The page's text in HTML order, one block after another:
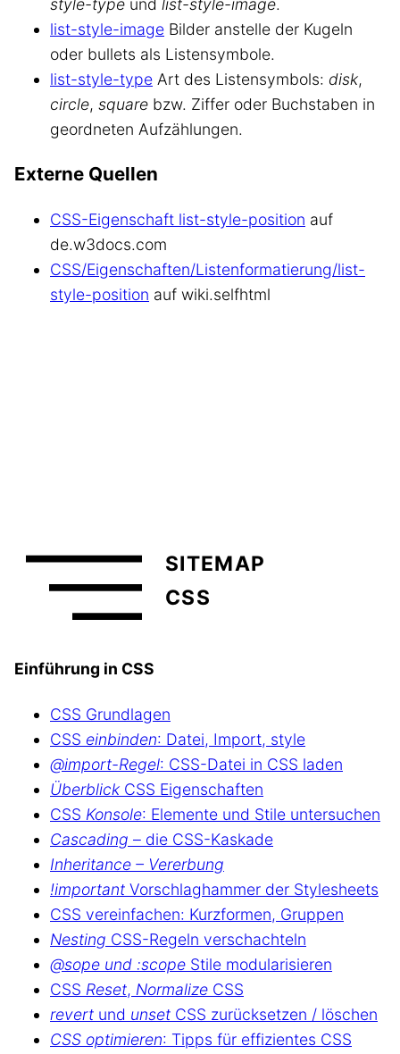
style-type und list-style-image.
list-style-image Bilder anstelle der Kugeln
oder bullets als Listensymbole.
list-style-type Art des Listensymbols: disk,
circle, square bzw. Ziffer oder Buchstaben in
geordneten Aufzählungen.
Externe Quellen
CSS-Eigenschaft list-style-position auf
de.w3docs.com
CSS/Eigenschaften/Listenformatierung/list-
style-position auf wiki.selfhtml
SITEMAP
CSS
Einführung in CSS
CSS Grundlagen
CSS einbinden: Datei, Import, style
@import-Regel: CSS-Datei in CSS laden
Überblick CSS Eigenschaften
CSS Konsole: Elemente und Stile untersuchen
Cascading – die CSS-Kaskade
Inheritance – Vererbung
!important Vorschlaghammer der Stylesheets
CSS vereinfachen: Kurzformen, Gruppen
Nesting CSS-Regeln verschachteln
@sope und :scope Stile modularisieren
CSS Reset, Normalize CSS
revert und unset CSS zurücksetzen / löschen
CSS optimieren: Tipps für effizientes CSS